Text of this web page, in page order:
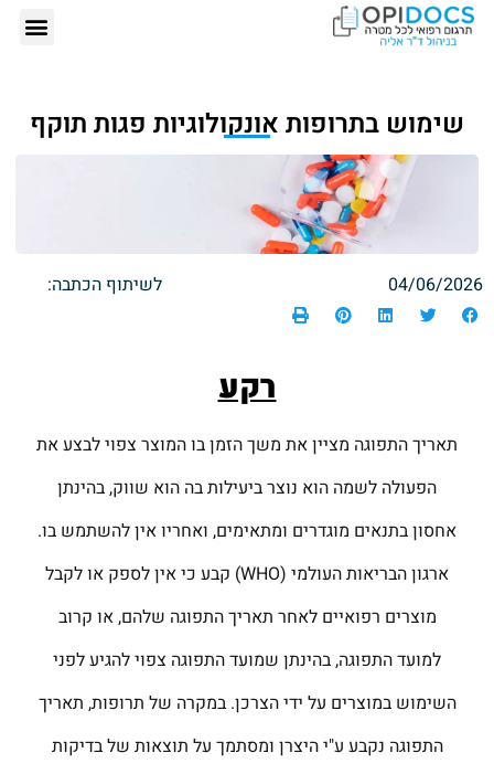
שימוש בתרופות אונקולוגיות פגות תוקף
04/06/2026 לשיתוף הכתבה:
רקע
תאריך התפוגה מציין את משך הזמן בו המוצר צפוי לבצע את
הפעולה לשמה הוא נוצר ביעילות בה הוא שווק, בהינתן
אחסון בתנאים מוגדרים ומתאימים, ואחריו אין להשתמש בו.
ארגון הבריאות העולמי (WHO) קבע כי אין לספק או לקבל
מוצרים רפואיים לאחר תאריך התפוגה שלהם, או קרוב
למועד התפוגה, בהינתן שמועד התפוגה צפוי להגיע לפני
השימוש במוצרים על ידי הצרכן. במקרה של תרופות, תאריך
התפוגה נקבע ע"י היצרן ומסתמך על תוצאות של בדיקות